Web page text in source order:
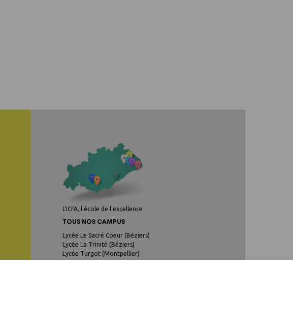
L'ICFA, l'école de l'excellence
TOUS NOS CAMPUS
Lycée Le Sacré Coeur (Béziers)
Lycée La Trinité (Béziers)
Lycée Turgot (Montpellier)